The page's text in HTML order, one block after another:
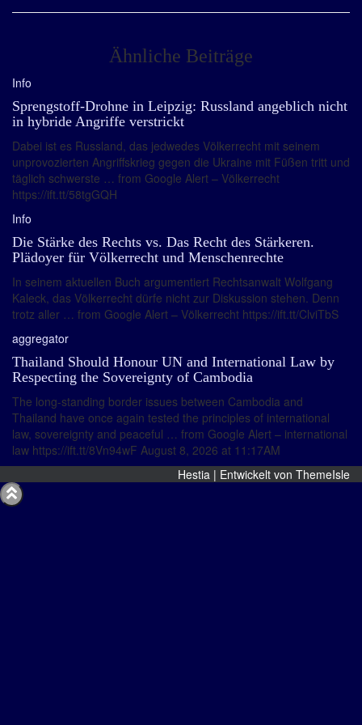
Ähnliche Beiträge
Info
Sprengstoff-Drohne in Leipzig: Russland angeblich nicht
in hybride Angriffe verstrickt
Dabei ist es Russland, das jedwedes Völkerrecht mit seinem
unprovozierten Angriffskrieg gegen die Ukraine mit Füßen tritt und
täglich schwerste … from Google Alert – Völkerrecht
https://ift.tt/58tgGQH
Info
Die Stärke des Rechts vs. Das Recht des Stärkeren.
Plädoyer für Völkerrecht und Menschenrechte
In seinem aktuellen Buch argumentiert Rechtsanwalt Wolfgang
Kaleck, das Völkerrecht dürfe nicht zur Diskussion stehen. Denn
trotz aller … from Google Alert – Völkerrecht https://ift.tt/ClviTbS
aggregator
Thailand Should Honour UN and International Law by
Respecting the Sovereignty of Cambodia
The long-standing border issues between Cambodia and
Thailand have once again tested the principles of international
law, sovereignty and peaceful … from Google Alert – international
law https://ift.tt/8Vn94wF August 8, 2026 at 11:17AM
Hestia | Entwickelt von ThemeIsle